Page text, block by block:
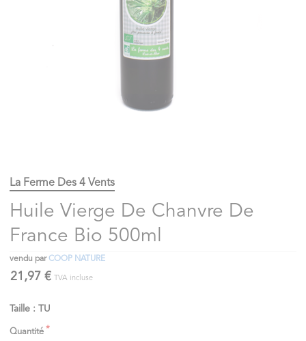
La Ferme Des 4 Vents
Huile Vierge De Chanvre De
France Bio 500ml
vendu parCOOP NATURE
21,97 € TVA incluse
Taille : TU
Quantité